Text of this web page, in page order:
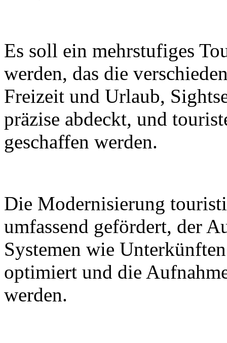
Es soll ein mehrstufiges
werden, das die
Freizeit und Urlaub,
präzise abdeckt, und
geschaffen werden.
Die Modernisierung
umfassend gefördert, der
Systemen wie
optimiert und die
werden.